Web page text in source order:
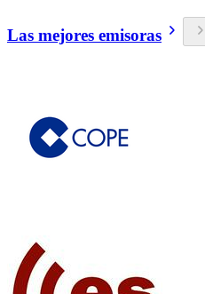
Las mejores emisoras